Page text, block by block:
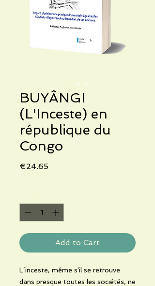
BUYÂNGI
(L'Inceste) en
république du
Congo
€24.65Price
Add to Cart
L’inceste, même s'il se retrouve
dans presque toutes les sociétés, ne